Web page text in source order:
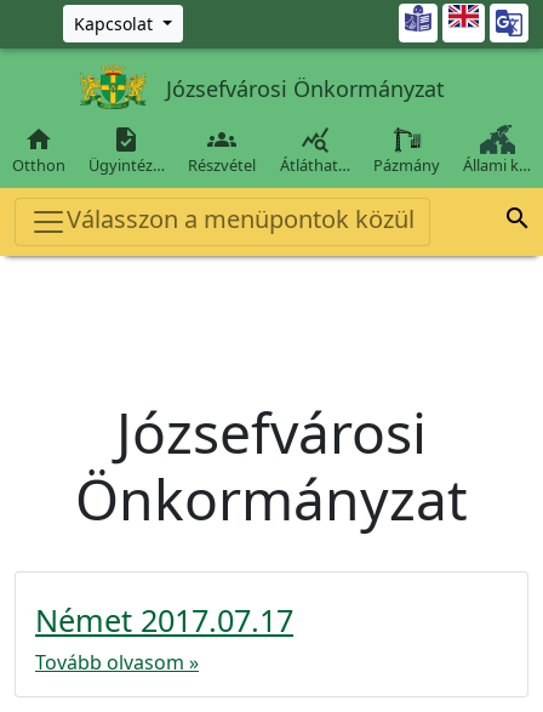
Ugrás a fő tartalomra
Kapcsolat 
Józsefvárosi Önkormányzat

Otthon

Ügyintéz…

Részvétel

Átláthat… Pázmány Állami k…
Válasszon a menüpontok közül 
Józsefvárosi
Önkormányzat
Német 2017.07.17
Tovább olvasom »